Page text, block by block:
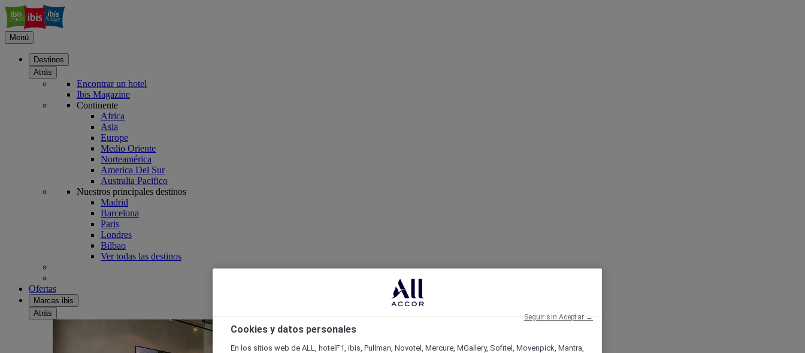
Menú
Destinos
Atrás
Encontrar un hotel
Ibis Magazine
Continente
Africa
Asia
Europe
Medio Oriente
Norteamérica
America Del Sur
Australia Pacifico
Nuestros principales destinos
Madrid
Barcelona
Paris
Londres
Bilbao
Ver todas las destinos
Ofertas
Marcas ibis
Atrás
Cookies y datos personales
En los sitios web de ALL, hotelF1, ibis, Pullman, Novotel, Mercure, MGallery, Sofitel, Movenpick, Mantra,
Seguir sin Aceptar →